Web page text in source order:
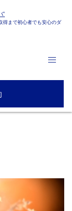
'
得まで初心者でも安心のダ